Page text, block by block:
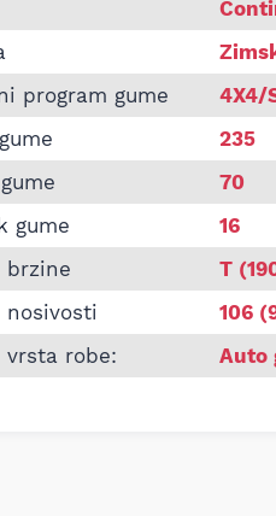
program gume
4X4/
235
70
gume
16
brzine
T
nosivosti
106
vrsta robe:
Auto